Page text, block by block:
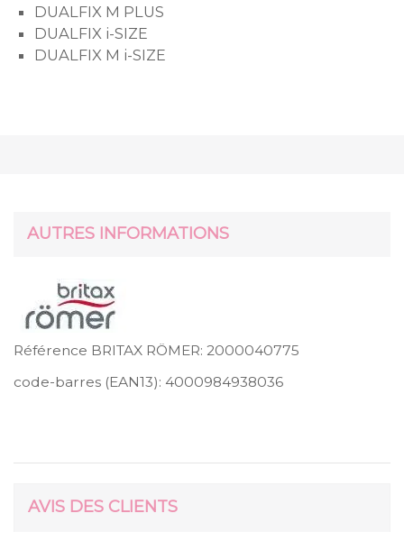
DUALFIX M PLUS
DUALFIX i-SIZE
DUALFIX M i-SIZE
AUTRES INFORMATIONS
Référence BRITAX RÖMER: 2000040775
code-barres (EAN13): 4000984938036
AVIS DES CLIENTS